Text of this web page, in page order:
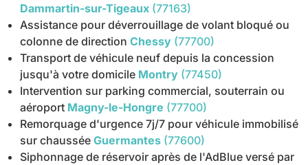
Dammartin-sur-Tigeaux (77163)
Assistance pour déverrouillage de volant bloqué ou
colonne de direction Chessy (77700)
Transport de véhicule neuf depuis la concession
jusqu'à votre domicile Montry (77450)
Intervention sur parking commercial, souterrain ou
aéroport Magny-le-Hongre (77700)
Remorquage d'urgence 7j/7 pour véhicule immobilisé
sur chaussée Guermantes (77600)
Siphonnage de réservoir après de l'AdBlue versé par